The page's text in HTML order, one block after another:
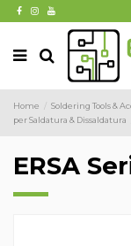
Home Soldering Tools &
per Saldatura & Dissaldatura
ERSA